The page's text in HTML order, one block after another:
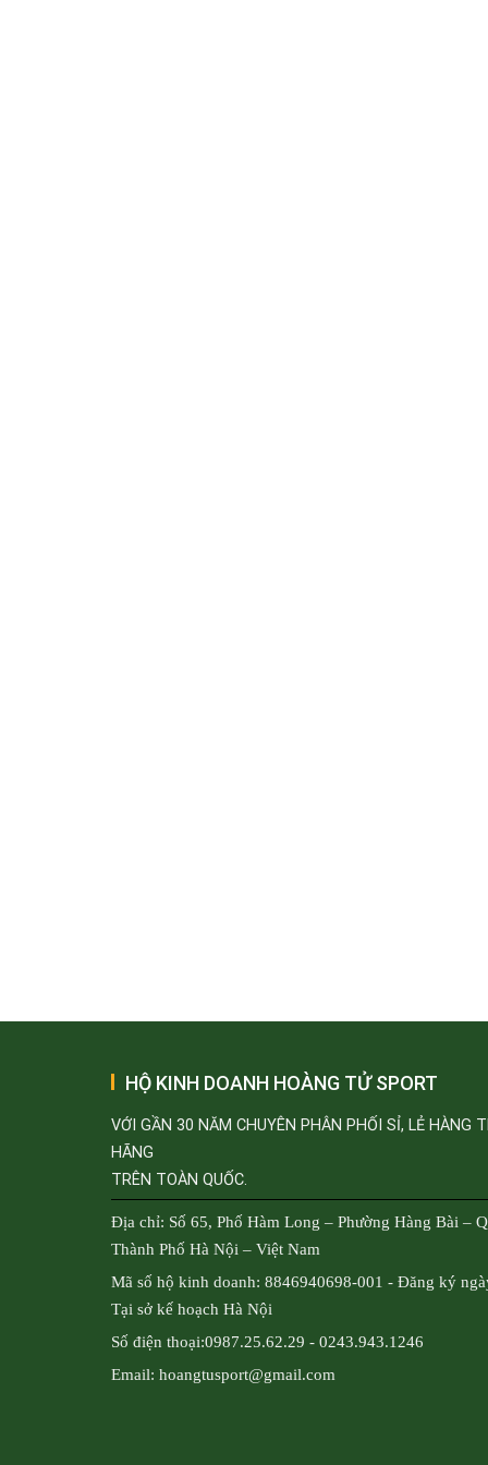
HỘ KINH DOANH HOÀNG TỬ SPORT
VỚI GẦN 30 NĂM CHUYÊN PHÂN PHỐI SỈ, LẺ HÀNG
HÃNG
TRÊN TOÀN QUỐC.
Địa chỉ: Số 65, Phố Hàm Long – Phường Hàng Bài –
Thành Phố Hà Nội – Việt Nam
Mã số hộ kinh doanh: 8846940698-001 - Đăng ký
Tại sở kế hoạch Hà Nội
Số điện thoại:0987.25.62.29 - 0243.943.1246
Email: hoangtusport@gmail.com